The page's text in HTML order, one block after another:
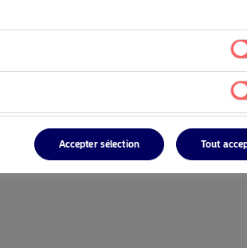
Accepter sélection Tout